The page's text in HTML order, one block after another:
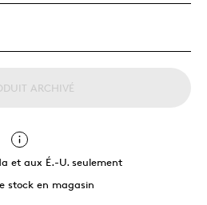
ARCHIVÉ
et aux É.-U. seulement
stock en magasin